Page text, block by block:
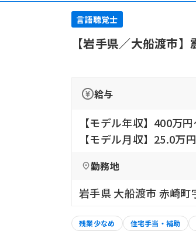
言語聴覚士
【岩手県／大船渡市
給与
【モデル年収】400
【モデル月収】25.0万
勤務地
岩手県 大船渡市 赤崎
残業少なめ 住宅手当・補助